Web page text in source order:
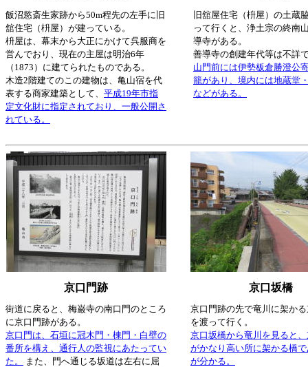
飯沼慾斎生家跡から50m程先の左手に旧
舘住宅（枡屋）が建っている。
枡屋は、幕末から大正にかけて呉服商を
営んでおり、現在の主屋は明治6年
（1873）に建てられたものである。
木造2階建てのこの建物は、亀山宿を代
表する商家建築として、 平成19年市指
定文化財に指定されており、一般公開さ
れている。
旧舘屋住宅（枡屋）の土蔵
って行くと、浄土宗の終南
導寺がある。
善導寺の創建年代等は不詳
山門前には伊勢板倉勝澄公
籠があり、境内には地蔵堂
などがある。
京口門跡 京口坂橋
街道に戻ると、梅巌寺の南口門のところ
に京口門跡がある。
京口門は、石垣に冠木門・棟門・白壁の
番所を構え、通行人の監視にあたってい
た。
また、門へ通じる坂道は左右に屈
京口門跡の先で竜川に架か
を渡って行く。
京口坂橋から竜川を見ると
がかなり高い所に架かる橋
が分かる。